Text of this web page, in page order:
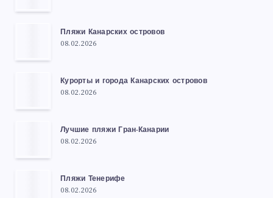
Пляжи Канарских островов
08.02.2026
Курорты и города Канарских островов
08.02.2026
Лучшие пляжи Гран-Канарии
08.02.2026
Пляжи Тенерифе
08.02.2026